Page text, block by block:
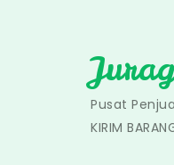
Pusat
KIRIM